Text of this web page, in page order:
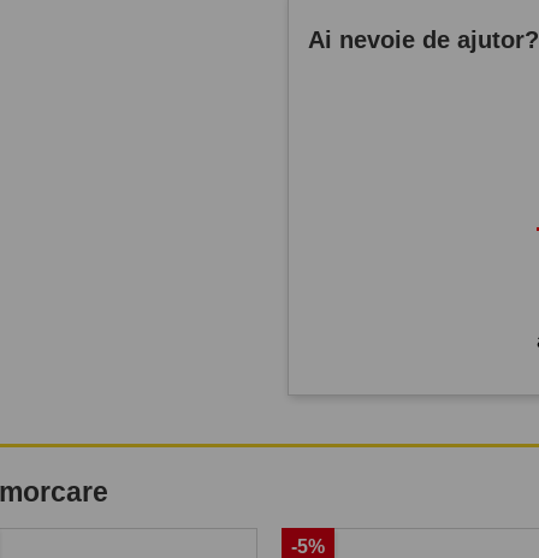
Ai nevoie de
-5%